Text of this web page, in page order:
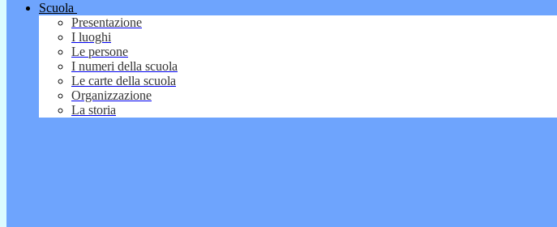
Scuola
Presentazione
I luoghi
Le persone
I numeri della scuola
Le carte della scuola
Organizzazione
La storia